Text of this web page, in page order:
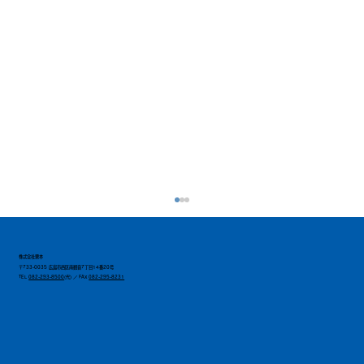
株式会社栗本
TEL082-293-8500(代) ／ FAX082-295-8231
〒733-0035 広島市西区南観音7丁目14番20号